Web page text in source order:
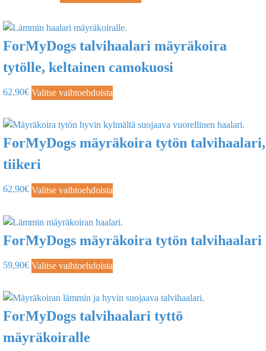
ForMyDogs talvihaalari mäyräkoira
tytölle, keltainen camokuosi
62,90€ Valitse vaihtoehdoista
ForMyDogs mäyräkoira tytön talvihaalari,
tiikeri
62,90€ Valitse vaihtoehdoista
ForMyDogs mäyräkoira tytön talvihaalari
59,90€ Valitse vaihtoehdoista
ForMyDogs talvihaalari tyttö
mäyräkoiralle